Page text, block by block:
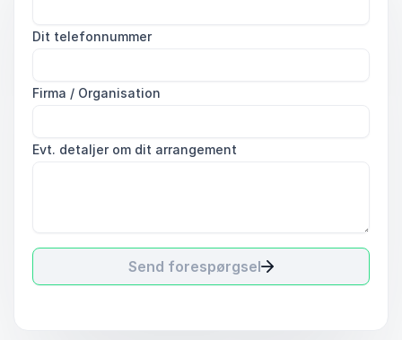
Dit telefonnummer
Firma / Organisation
Evt. detaljer om dit arrangement
Send forespørgsel